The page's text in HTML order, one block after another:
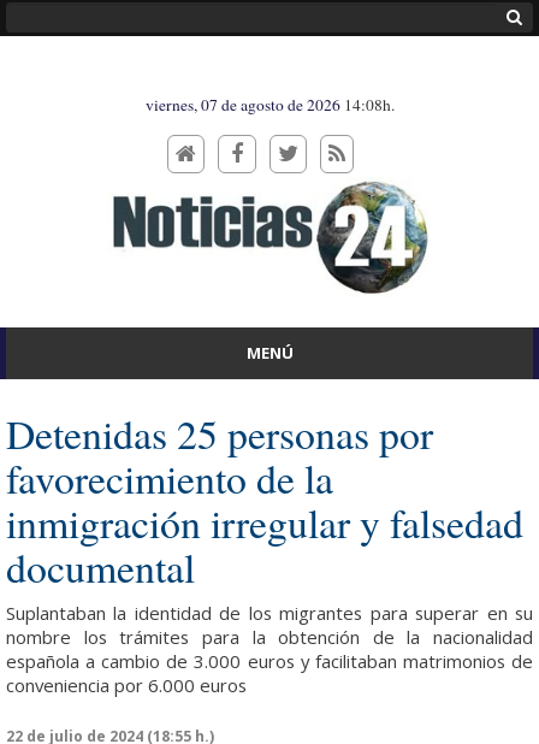
viernes, 07 de agosto de 2026 14:08h.
MENÚ
Detenidas 25 personas por
favorecimiento de la
inmigración irregular y falsedad
documental
Suplantaban la identidad de los migrantes para superar en su
nombre los trámites para la obtención de la nacionalidad
española a cambio de 3.000 euros y facilitaban matrimonios de
conveniencia por 6.000 euros
22 de julio de 2024 (18:55 h.)